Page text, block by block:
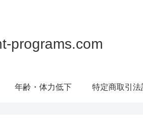
programs.com
年齢・体力低下 特定商取引法